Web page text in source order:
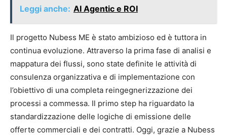
Leggi anche: AI Agentic e ROI
Il progetto Nubess ME è stato ambizioso ed è tuttora in
continua evoluzione. Attraverso la prima fase di analisi e
mappatura dei flussi, sono state definite le attività di
consulenza organizzativa e di implementazione con
l’obiettivo di una completa reingegnerizzazione dei
processi a commessa. Il primo step ha riguardato la
standardizzazione delle logiche di emissione delle
offerte commerciali e dei contratti. Oggi, grazie a Nubess